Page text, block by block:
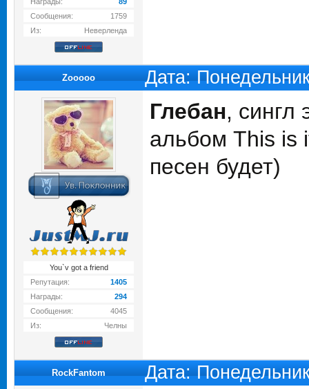
Сообщения:
1759
Из:
Неверленда
Zooooo Дата:
You`v got a friend
Репутация:
1405
Награды:
294
Сообщения:
4045
Из:
Челны
Глебан, сингл
альбом This is
песен будет)
RockFantom Дата: